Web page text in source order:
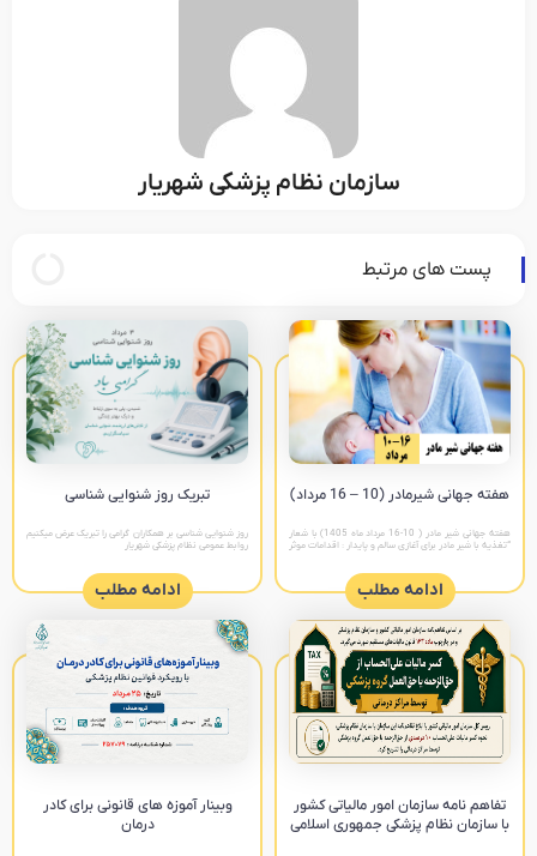
سازمان نظام پزشکی شهریار
پست های مرتبط
هفته جهانی شیرمادر (10 – 16 مرداد)
هفته جهانی شیر مادر ( 10-16 مرداد ماه 1405) با شعار
“تغذیه با شیر مادر برای آغازی سالم و پایدار : اقدامات موثر
ادامه مطلب
تبریک روز شنوایی شناسی
روز شنوایی شناسی بر همکاران گرامی را تبریک عرض میکنیم
روابط عمومی نظام پزشکی شهریار
ادامه مطلب
تفاهم نامه سازمان امور مالیاتی کشور
با سازمان نظام پزشکی جمهوری اسلامی
وبینار آموزه های قانونی برای کادر
درمان